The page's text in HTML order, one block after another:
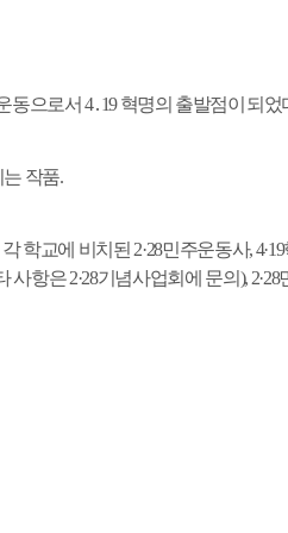
동으로서4․19혁명의 출발점이 되었
작품.
각 학교에 비치된 2·28민주운동사, 4·19
사항은2·28기념사업회에 문의), 2·28